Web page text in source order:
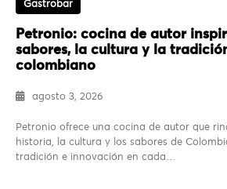
Gastrobar
Petronio: cocina de autor
sabores, la cultura y la
colombiano
agosto 3, 2026
Petronio ofrece una cocina de autor que
historia, la cultura y los sabores de
tradición e innovación en cada…